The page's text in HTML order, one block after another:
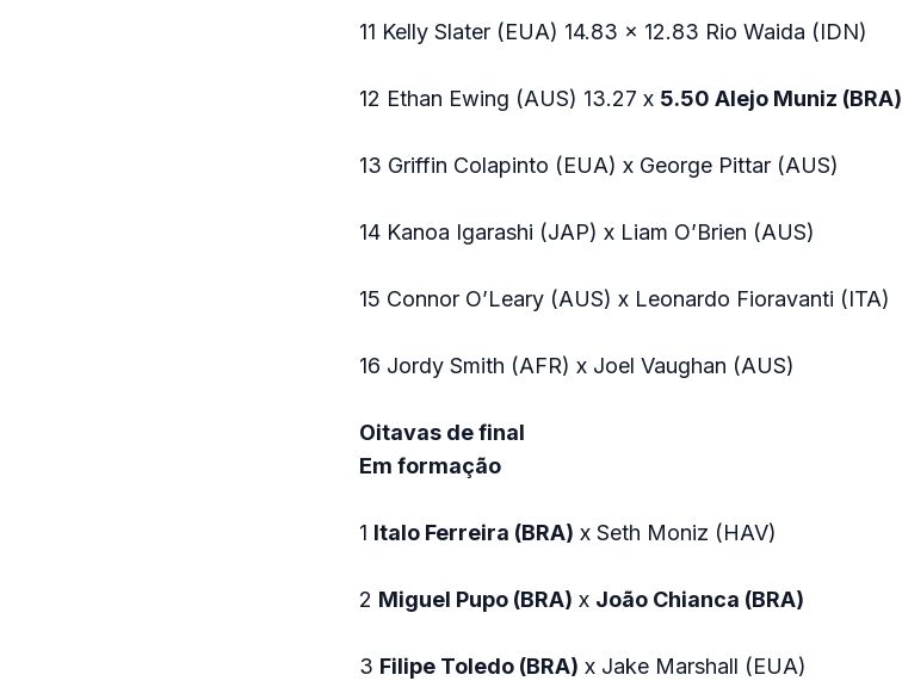
11 Kelly Slater (EUA) 14.83 x 12.83 Rio Waida (IDN)
12 Ethan Ewing (AUS) 13.27 x 5.50 Alejo Muniz (BRA)
13 Griffin Colapinto (EUA) x George Pittar (AUS)
14 Kanoa Igarashi (JAP) x Liam O’Brien (AUS)
15 Connor O’Leary (AUS) x Leonardo Fioravanti (ITA)
16 Jordy Smith (AFR) x Joel Vaughan (AUS)
Oitavas de final
Em formação
1 Italo Ferreira (BRA) x Seth Moniz (HAV)
2 Miguel Pupo (BRA) x João Chianca (BRA)
3 Filipe Toledo (BRA) x Jake Marshall (EUA)